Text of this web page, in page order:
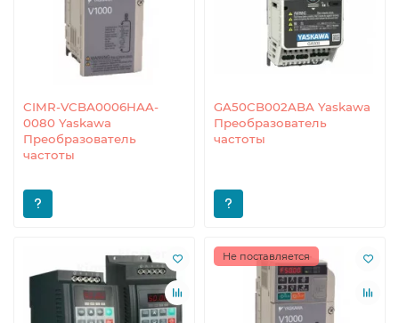
CIMR-VCBA0006HAA-
0080 Yaskawa
Преобразователь
частоты
GA50CB002ABA Yaskawa
Преобразователь
частоты
Не поставляется